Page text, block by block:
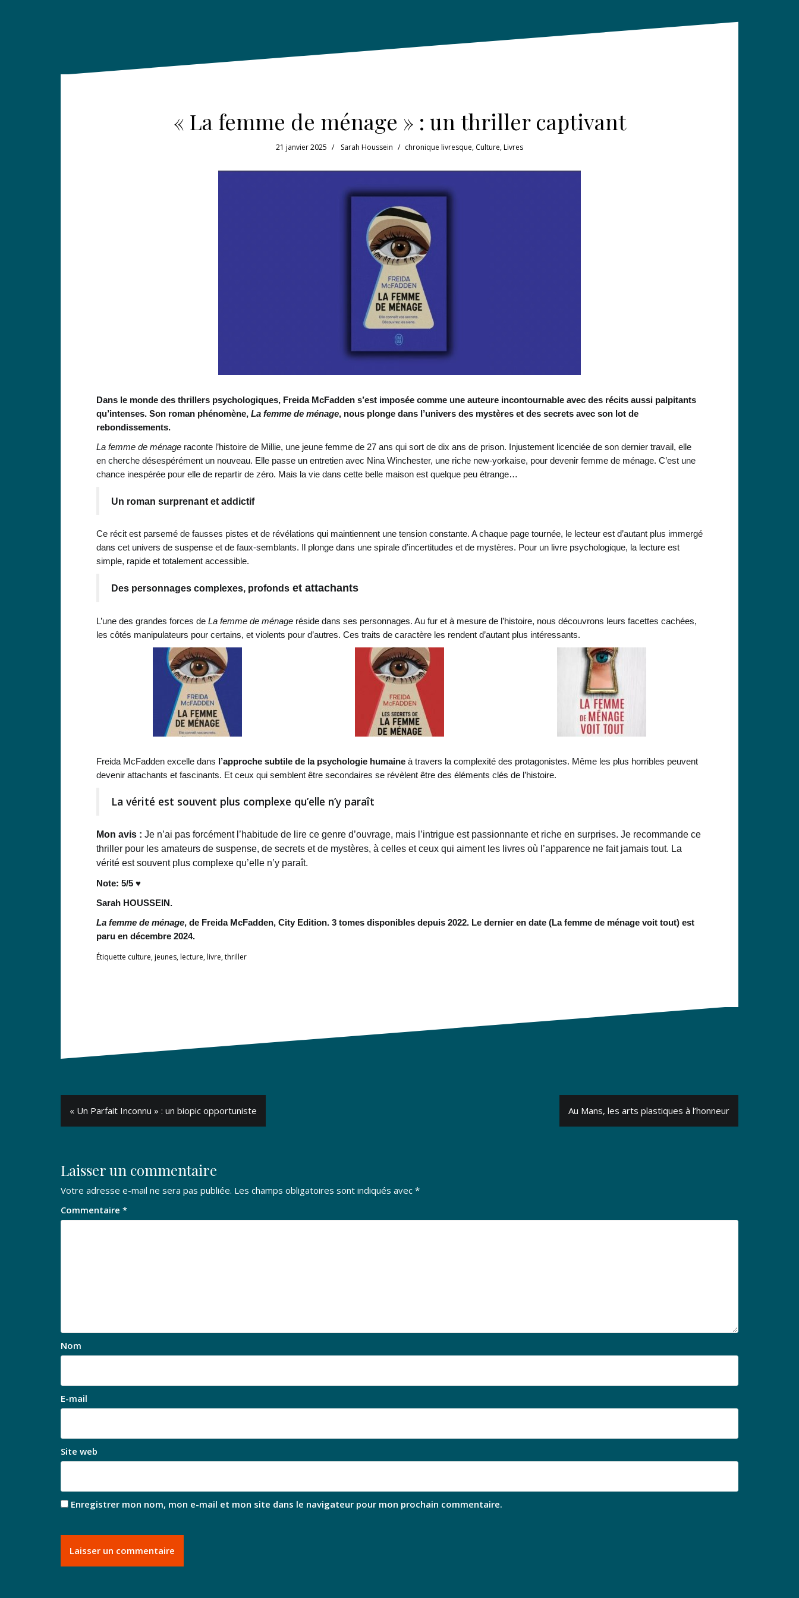
« La femme de ménage » : un thriller captivant
21 janvier 2025 Sarah Houssein chronique livresque, Culture,Livres
Dans le monde des thrillers psychologiques, Freida McFadden s’est imposée comme une auteure incontournable avec des récits aussi palpitants
qu’intenses. Son roman phénomène, La femme de ménage, nous plonge dans l’univers des mystères et des secrets avec son lot de
rebondissements.
La femme de ménage raconte l’histoire de Millie, une jeune femme de 27 ans qui sort de dix ans de prison. Injustement licenciée de son dernier travail, elle
en cherche désespérément un nouveau. Elle passe un entretien avec Nina Winchester, une riche new-yorkaise, pour devenir femme de ménage. C’est une
chance inespérée pour elle de repartir de zéro. Mais la vie dans cette belle maison est quelque peu étrange…
Un roman surprenant et addictif
Ce récit est parsemé de fausses pistes et de révélations qui maintiennent une tension constante. A chaque page tournée, le lecteur est d’autant plus immergé
dans cet univers de suspense et de faux-semblants. Il plonge dans une spirale d’incertitudes et de mystères. Pour un livre psychologique, la lecture est
simple, rapide et totalement accessible.
Des personnages complexes, profonds et attachants
L’une des grandes forces de La femme de ménage réside dans ses personnages. Au fur et à mesure de l’histoire, nous découvrons leurs facettes cachées,
les côtés manipulateurs pour certains, et violents pour d’autres. Ces traits de caractère les rendent d’autant plus intéressants.
Freida McFadden excelle dans l’approche subtile de la psychologie humaine à travers la complexité des protagonistes. Même les plus horribles peuvent
devenir attachants et fascinants. Et ceux qui semblent être secondaires se révèlent être des éléments clés de l’histoire.
La vérité est souvent plus complexe qu’elle n’y paraît
Mon avis : Je n’ai pas forcément l’habitude de lire ce genre d’ouvrage, mais l’intrigue est passionnante et riche en surprises. Je recommande ce
thriller pour les amateurs de suspense, de secrets et de mystères, à celles et ceux qui aiment les livres où l’apparence ne fait jamais tout. La
vérité est souvent plus complexe qu’elle n’y paraît.
Note: 5/5 ♥
Sarah HOUSSEIN.
La femme de ménage, de Freida McFadden, City Edition. 3 tomes disponibles depuis 2022. Le dernier en date (La femme de ménage voit tout) est
paru en décembre 2024.
Étiquette culture,jeunes,lecture,livre,thriller
Navigation
de
« Un Parfait Inconnu » : un biopic opportuniste Au Mans, les arts plastiques à l’honneur
Laisser un commentaire
Votre adresse e-mail ne sera pas publiée. Les champs obligatoires sont indiqués avec *
Commentaire *
Nom
E-mail
Site web
Enregistrer mon nom, mon e-mail et mon site dans le navigateur pour mon prochain commentaire.